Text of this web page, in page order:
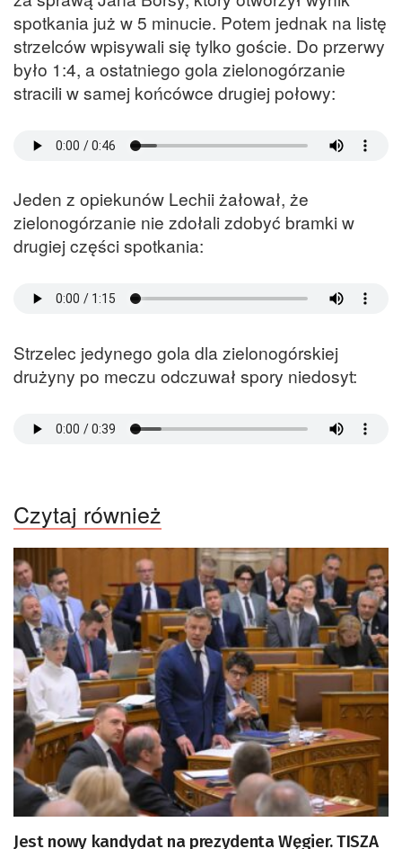
spotkania już w 5 minucie. Potem jednak na listę
strzelców wpisywali się tylko goście. Do przerwy
było 1:4, a ostatniego gola zielonogórzanie
stracili w samej końcówce drugiej połowy:
Jeden z opiekunów Lechii żałował, że
zielonogórzanie nie zdołali zdobyć bramki w
drugiej części spotkania:
Strzelec jedynego gola dla zielonogórskiej
drużyny po meczu odczuwał spory niedosyt:
Czytaj również
Jest nowy kandydat na prezydenta Węgier. TISZA